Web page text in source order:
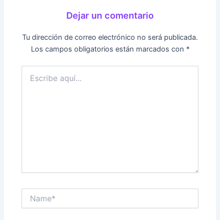
Dejar un comentario
Tu dirección de correo electrónico no será publicada.
Los campos obligatorios están marcados con *
aquí...